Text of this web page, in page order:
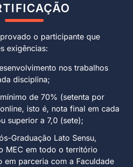
o participante que
exigências:
nos trabalhos
disciplina;
de 70% (setenta por
isto é, nota final em cada
superior a 7,0 (sete);
Graduação Lato Sensu,
MEC em todo o território
em parceria com a Faculdade